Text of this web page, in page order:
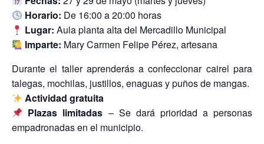
Horario: De 16:00 a 20:00 horas
Lugar: Aula planta alta del Mercadillo Municipal
Imparte: Mary Carmen Felipe Pérez, artesana
Durante el taller aprenderás a confeccionar cairel para
talegas, mochilas, justillos, enaguas y puños de mangas.
Actividad gratuita
Plazas limitadas – Se dará prioridad a personas
empadronadas en el municipio.